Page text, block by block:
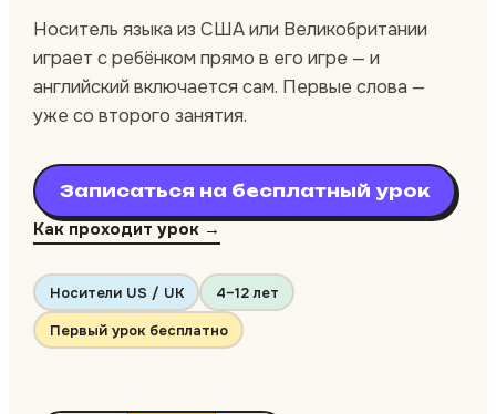
Носитель языка из США или Великобритании
играет с ребёнком прямо в его игре — и
английский включается сам. Первые слова —
уже со второго занятия.
Записаться на бесплатный урок
Как проходит урок →
Носители US / UK
4–12 лет
Первый урок бесплатно